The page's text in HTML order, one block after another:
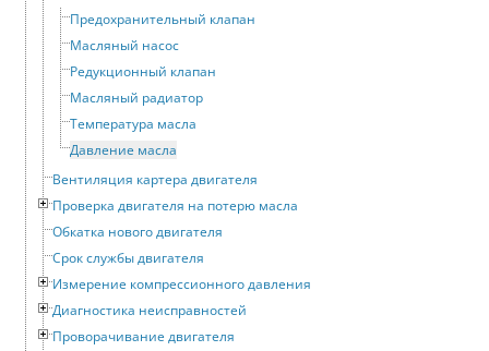
Предохранительный клапан
Масляный насос
Редукционный клапан
Масляный радиатор
Температура масла
Давление масла
Вентиляция картера двигателя
Проверка двигателя на потерю масла
Обкатка нового двигателя
Срок службы двигателя
Измерение компрессионного давления
Диагностика неисправностей
Проворачивание двигателя